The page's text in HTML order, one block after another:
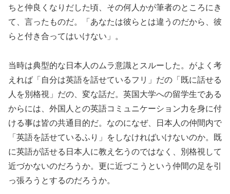
ちと仲良くなりだした頃、その何人かが筆者のところにき
て、言ったものだ。「あなたは彼らとは違うのだから、彼
らと付き合ってはいけない」。
当時は典型的な日本人のムラ意識とスルーした。がよく考
えれば「自分は英語を話せているフリ」だの「既に話せる
人を別格視」だの、変な話だ。英国大学への留学生である
からには、外国人との英語コミュニケーション力を身に付
ける事は皆の共通目的だ。なのになぜ、日本人の仲間内で
「英語を話せているふり」をしなければいけないのか。既
に英語が話せる日本人に教え乞うのではなく、別格視して
近づかないのだろうか。更に近づこうという仲間の足を引
っ張ろうとするのだろうか。